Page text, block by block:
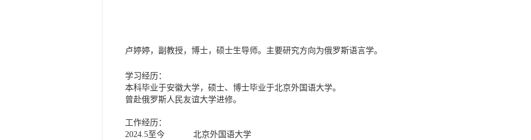
卢婷婷， 副 教授，博士， 硕士生导师。主要研究方向为俄罗斯语言学。
学习经历：
本科毕业于安徽大学，硕士、博士毕业于北京外国语大学。
曾赴俄罗斯人民友谊大学进修。
工作经历：
2024.5至今
北京外国语大学